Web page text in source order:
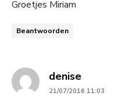
Groetjes Miriam
Beantwoorden
denisesays:
21/07/2016 11:03